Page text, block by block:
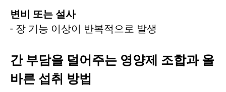
변비 또는 설사
- 장 기능 이상이 반복적으로 발생
간 부담을 덜어주는 영양제 조합과 올
바른 섭취 방법